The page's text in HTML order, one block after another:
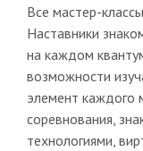
Все мастер-
Наставники
на каждом
возможности
элемент каждого
соревнования,
технологиями,